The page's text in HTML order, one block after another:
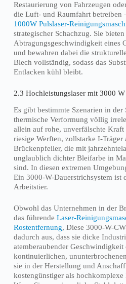
Restaurierung von Fahrzeugen
die Luft- und Raumfahrt betreiben
1000W Pulslaser-
strategischer Schachzug. Sie
Abtragungsgeschwindigkeit eines
und bewahren dabei die
Blech vollständig, sodass das
Entlacken kühl bleibt.
2.3 Hochleistungslaser mit 3000
Es gibt bestimmte Szenarien in
thermische Verformung völlig
allein auf rohe, unverfälschte
riesige Werften, zollstarke I-Träger
Brückenpfeiler, die mit
unglaublich dichter Bleifarbe in
sind. In diesen extremen
Ein 3000-W-Dauerstrichsystem ist
Arbeitstier.
Obwohl das Unternehmen in der
das führende Laser-
Rostentfernung, Diese 3000-W-
dadurch aus, dass sie dicke
atemberaubender
kontinuierlichen,
sie in der Herstellung und
kostengünstiger als hochkomplexe